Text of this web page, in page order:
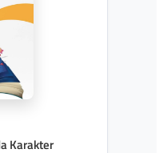
Karakter